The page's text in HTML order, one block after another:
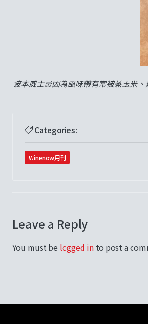
波本威士忌因為風味帶有常被蒸玉米
Categories:
Winenow月刊
Leave a Reply
You must be logged in to post a